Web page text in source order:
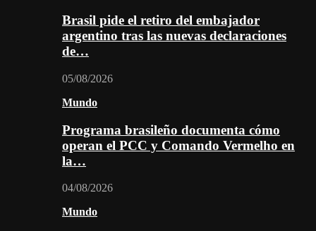
Brasil pide el retiro del embajador
argentino tras las nuevas declaraciones
de…
05/08/2026
Mundo
Programa brasileño documenta cómo
operan el PCC y Comando Vermelho en
la…
04/08/2026
Mundo